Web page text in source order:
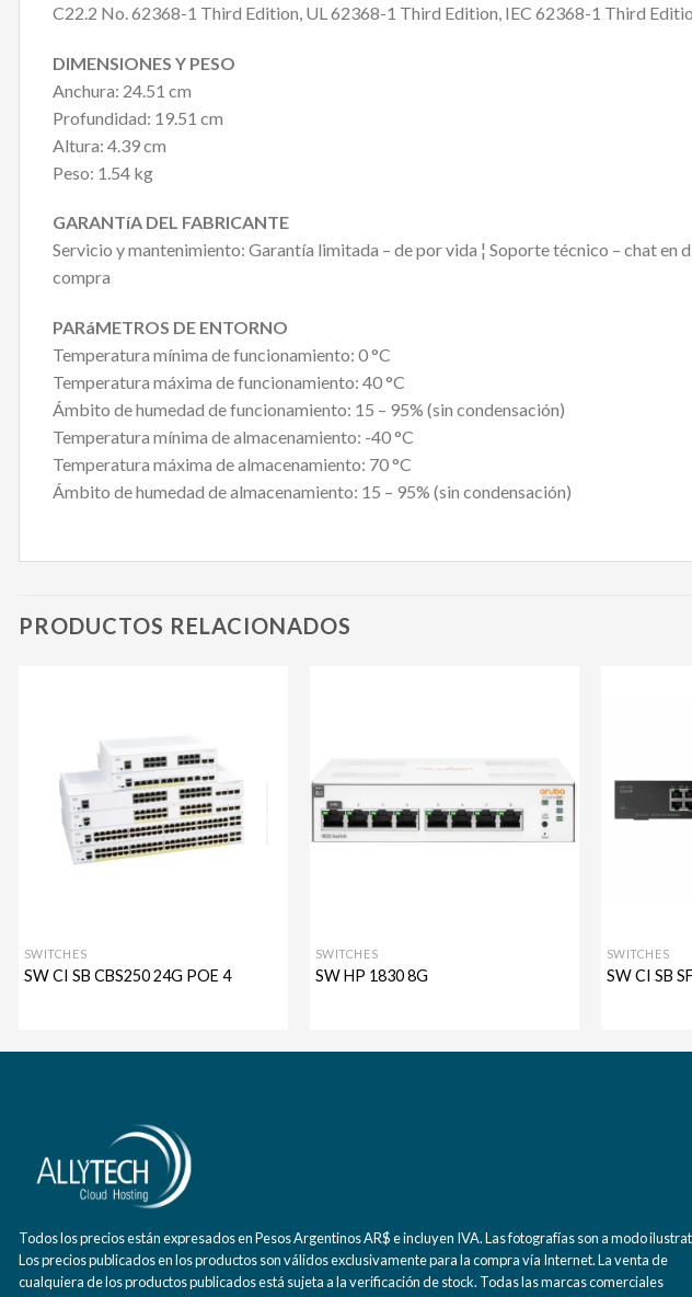
C22.2 No. 62368-1 Third Edition, UL 62368-1 Third Edition, IEC 62368-1 Third
DIMENSIONES Y PESO
Anchura: 24.51 cm
Profundidad: 19.51 cm
Altura: 4.39 cm
Peso: 1.54 kg
GARANTíA DEL FABRICANTE
Servicio y mantenimiento: Garantía limitada – de por vida ¦ Soporte técnico – chat
compra
PARáMETROS DE ENTORNO
Temperatura mínima de funcionamiento: 0 °C
Temperatura máxima de funcionamiento: 40 °C
Ámbito de humedad de funcionamiento: 15 – 95% (sin condensación)
Temperatura mínima de almacenamiento: -40 °C
Temperatura máxima de almacenamiento: 70 °C
Ámbito de humedad de almacenamiento: 15 – 95% (sin condensación)
PRODUCTOS RELACIONADOS
SWITCHES
SW CI SB CBS250 24G POE 4
SWITCHES
SW HP 1830 8G
SWITCHES
SW CI SB
Todos los precios están expresados en Pesos Argentinos AR$ e incluyen IVA. Las fotografías son a modo
Los precios publicados en los productos son válidos exclusivamente para la compra vía Internet. La venta de
cualquiera de los productos publicados está sujeta a la verificación de stock. Todas las marcas comerciales